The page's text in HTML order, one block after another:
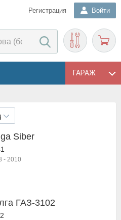
Регистрация Войти
ГАРАЖ
Siber
- 2010
ГАЗ-3102